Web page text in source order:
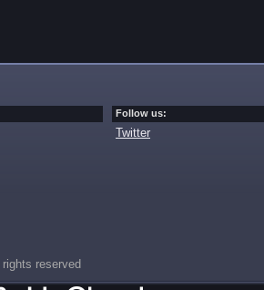
Follow us:
Twitter
reserved